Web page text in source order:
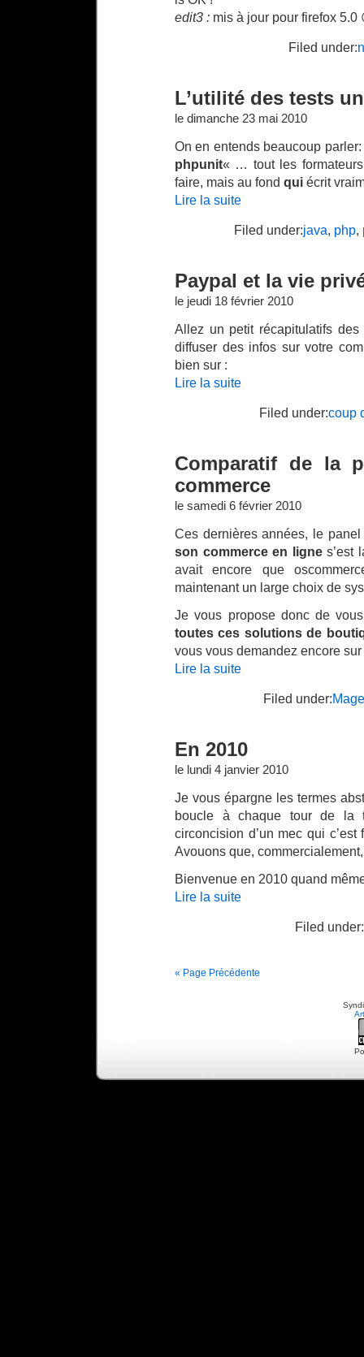
edit3 : mis à jour pour firefox 5.0
Filed under:
L’utilité des tests
le dimanche 23 mai 2010
On en entends beaucoup
phpunit« … tout les formateurs
faire, mais au fond qui écrit
Lire la suite
Filed under:java, php,
Paypal et la vie
le jeudi 18 février 2010
Allez un petit récapitulatifs
diffuser des infos sur votre
bien sur :
Lire la suite
Filed under:coup
Comparatif de la
commerce
le samedi 6 février 2010
Ces dernières années, le
son commerce en lignes’est
avait encore que
maintenant un large choix de
Je vous propose donc de
toutes ces solutions de
vous vous demandez encore
Lire la suite
Filed under:
En 2010
le lundi 4 janvier 2010
Je vous épargne les termes
boucle à chaque tour de la
circoncision d’un mec qui
Avouons que,
Bienvenue en 2010 quand
Lire la suite
Filed under:
« Page Précédente